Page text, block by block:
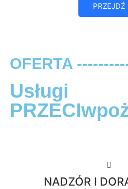
PRZEJDŹ
OFERTA
Usługi
NADZÓR I